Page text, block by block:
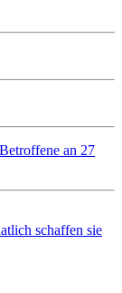
an 27
schaffen sie